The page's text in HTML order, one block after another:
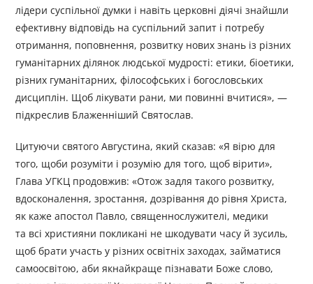
лідери суспільної думки і навіть церковні діячі знайшли
ефективну відповідь на суспільний запит і потребу
отримання, поповнення, розвитку нових знань із різних
гуманітарних ділянок людської мудрості: етики, біоетики,
різних гуманітарних, філософських і богословських
дисциплін. Щоб лікувати рани, ми повинні вчитися», —
підкреслив Блаженніший Святослав.
Цитуючи святого Августина, який сказав: «Я вірю для
того, щоби розуміти і розумію для того, щоб вірити»,
Глава УГКЦ продовжив: «Отож задля такого розвитку,
вдосконалення, зростання, дозрівання до рівня Христа,
як каже апостол Павло, священнослужителі, медики
та всі християни покликані не шкодувати часу й зусиль,
щоб брати участь у різних освітніх заходах, займатися
самоосвітою, аби якнайкраще пізнавати Боже слово,